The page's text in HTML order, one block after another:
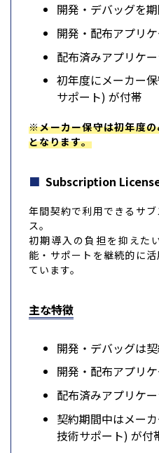
開発・デバッグを
開発・配布アプリ
配布済みアプリケ
初年度にメーカー
サポート) が付帯
※メーカー保守は初年度
となります。
Subscription
年間契約で利用できるサ
ス。
初期導入の負担を抑えた
能・サポートを継続的に
ています。
主な特徴
開発・デバッグは
開発・配布アプリ
配布済みアプリケ
契約期間中はメー
技術サポート) が付